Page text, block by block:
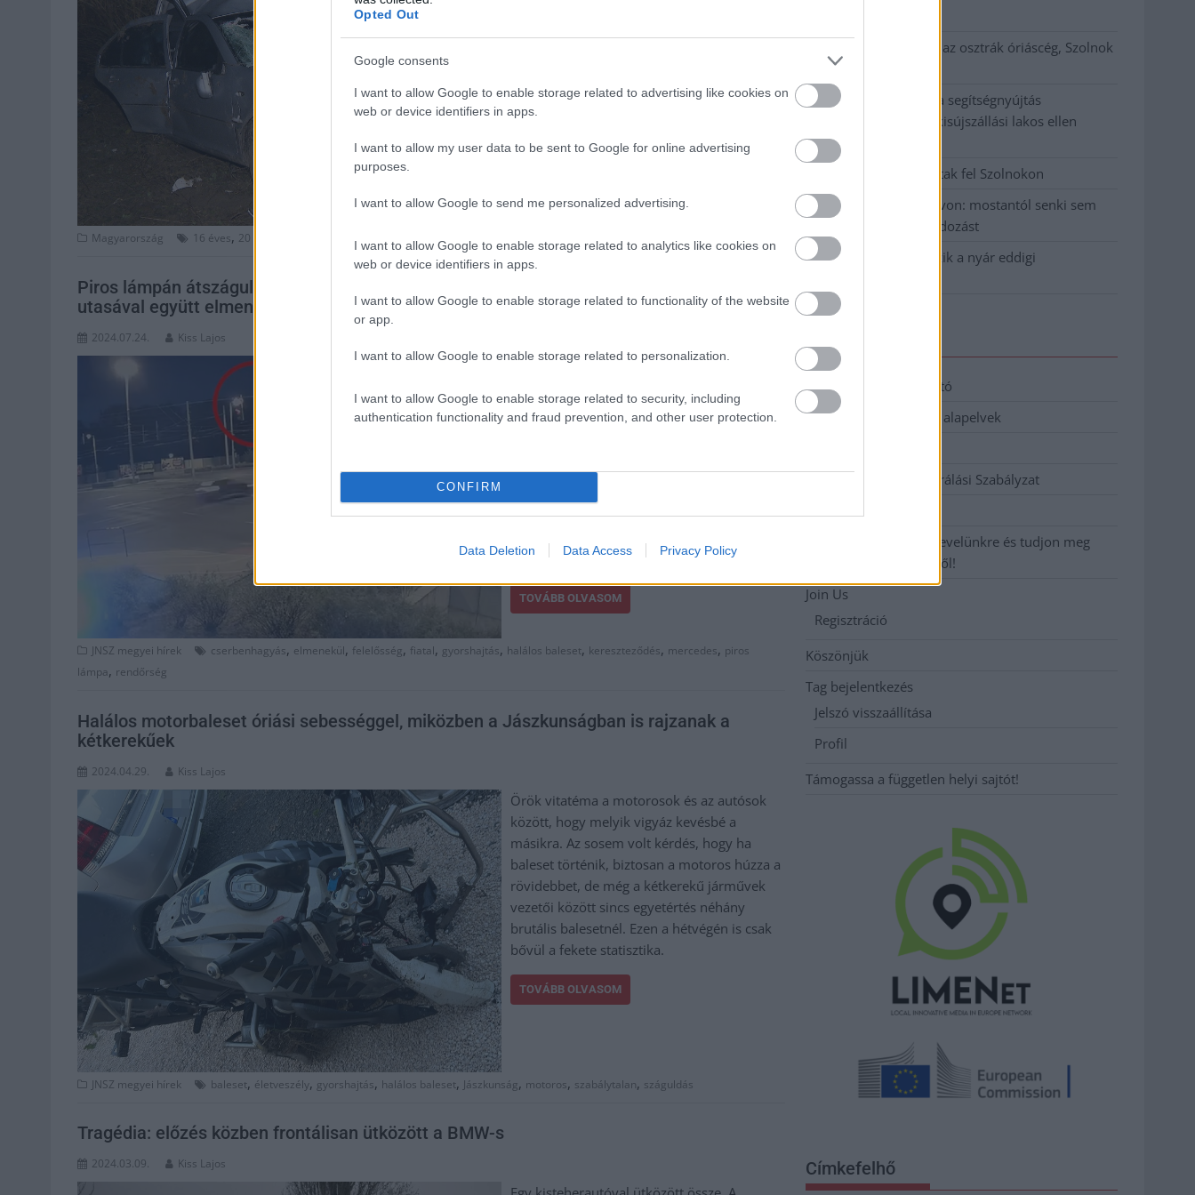
Opted Out
Google consents
I want to allow Google to enable storage related to advertising like cookies on
web or device identifiers in apps.
I want to allow my user data to be sent to Google for online advertising
purposes.
I want to allow Google to send me personalized advertising.
I want to allow Google to enable storage related to analytics like cookies on
web or device identifiers in apps.
I want to allow Google to enable storage related to functionality of the website
or app.
I want to allow Google to enable storage related to personalization.
I want to allow Google to enable storage related to security, including
authentication functionality and fraud prevention, and other user protection.
CONFIRM
Data Deletion Data Access Privacy Policy
száguldozókkal mi a helyzet? Az autó
TOVÁBB OLVASOM
Magyarország 16 éves, 20 éves gyorshajtás halálos baleset , karambol , lány száguldozás , zala megye
Piros lámpán átszáguldva halálos balesetet okozott a Mercedes suhanc sofőrje, majd
utasával együtt elmenekült – videó
2024.07.24. Kiss Lajos
Döbbenetes mélységben a közlekedési
megyében igaz, hanem Magyarországon
mindenhol. A felelősségvállalás és az
divatból. A Mercedes hatalmas sebességgel
annak sofőrjét, az ifjú vétkes sofőr pedig
és elmenekült utasával együtt.
TOVÁBB OLVASOM
JNSZ megyei hírek cserbenhagyás, elmenekül, felelősség, fiatal, gyorshajtás, halálos baleset, kereszteződés, mercedes, piros
lámpa, rendőrség
Halálos motorbaleset óriási sebességgel, miközben a Jászkunságban is rajzanak a
kétkerekűek
2024.04.29. Kiss Lajos
Örök vitatéma a motorosok és az autósok
között, hogy melyik vigyáz kevésbé a
másikra. Az sosem volt kérdés, hogy ha
baleset történik, biztosan a motoros húzza a
rövidebbet, de még a kétkerekű járművek
vezetői között sincs egyetértés néhány
brutális balesetnél. Ezen a hétvégén is csak
bővül a fekete statisztika.
TOVÁBB OLVASOM
JNSZ megyei hírek baleset, életveszély, gyorshajtás, halálos baleset, Jászkunság, motoros, szabálytalan, száguldás
Tragédia: előzés közben frontálisan ütközött a BMW-s
2024.03.09. Kiss Lajos
Átszervezi működését az osztrák óriáscég, Szolnok
is érintett
Tragédiába torkollott a segítségnyújtás
elmulasztása, három kisújszállási lakos ellen
emeltek vádat
Hatalmas lángok csaptak fel Szolnokon
Vízitraffipax a Tisza-tavon: mostantól senki sem
úszhatja meg a száguldozást
Szolnokra is megérkezik a nyár eddigi
Adatkezelési tájékoztató
Etikai és függetlenségi alapelvek
Hozzászólási és Moderálási Szabályzat
Iratkozzon fel heti hírlevelünkre és tudjon meg
még többet megyénkről!
Join Us
Regisztráció
Köszönjük
Tag bejelentkezés
Jelszó visszaállítása
Profil
Támogassa a független helyi sajtót!
Címkefelhő